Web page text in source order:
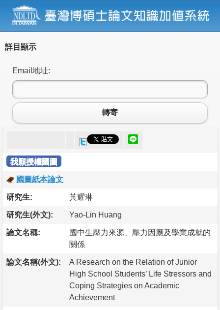
詳目顯示
Email地址:
轉寄
我願授權國圖
國圖紙本論文
研究生: 黃耀琳
研究生(外文): Yao-Lin Huang
論文名稱:
國中生壓力來源、壓力因應及學業成就的
關係
論文名稱(外文):
A Research on the Relation of Junior
High School Students’ Life Stressors and
Coping Strategies on Academic
Achievement